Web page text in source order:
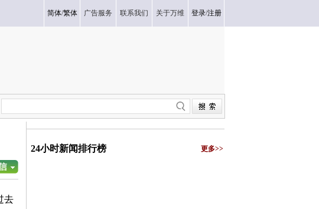
简体/繁体 广告服务 联系我们 关于万维 登录/注册
去
24小时新闻排行榜 更多>>